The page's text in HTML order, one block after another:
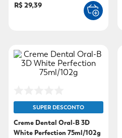
R$ 29,39
SUPER DESCONTO
Creme Dental Oral-B 3D
White Perfection 75ml/102g